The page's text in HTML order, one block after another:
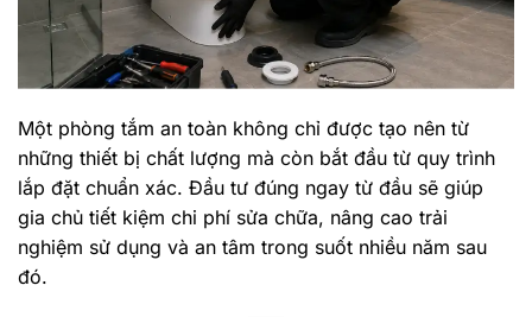
Một phòng tắm an toàn không chỉ được tạo nên từ
những thiết bị chất lượng mà còn bắt đầu từ quy trình
lắp đặt chuẩn xác. Đầu tư đúng ngay từ đầu sẽ giúp
gia chủ tiết kiệm chi phí sửa chữa, nâng cao trải
nghiệm sử dụng và an tâm trong suốt nhiều năm sau
đó.